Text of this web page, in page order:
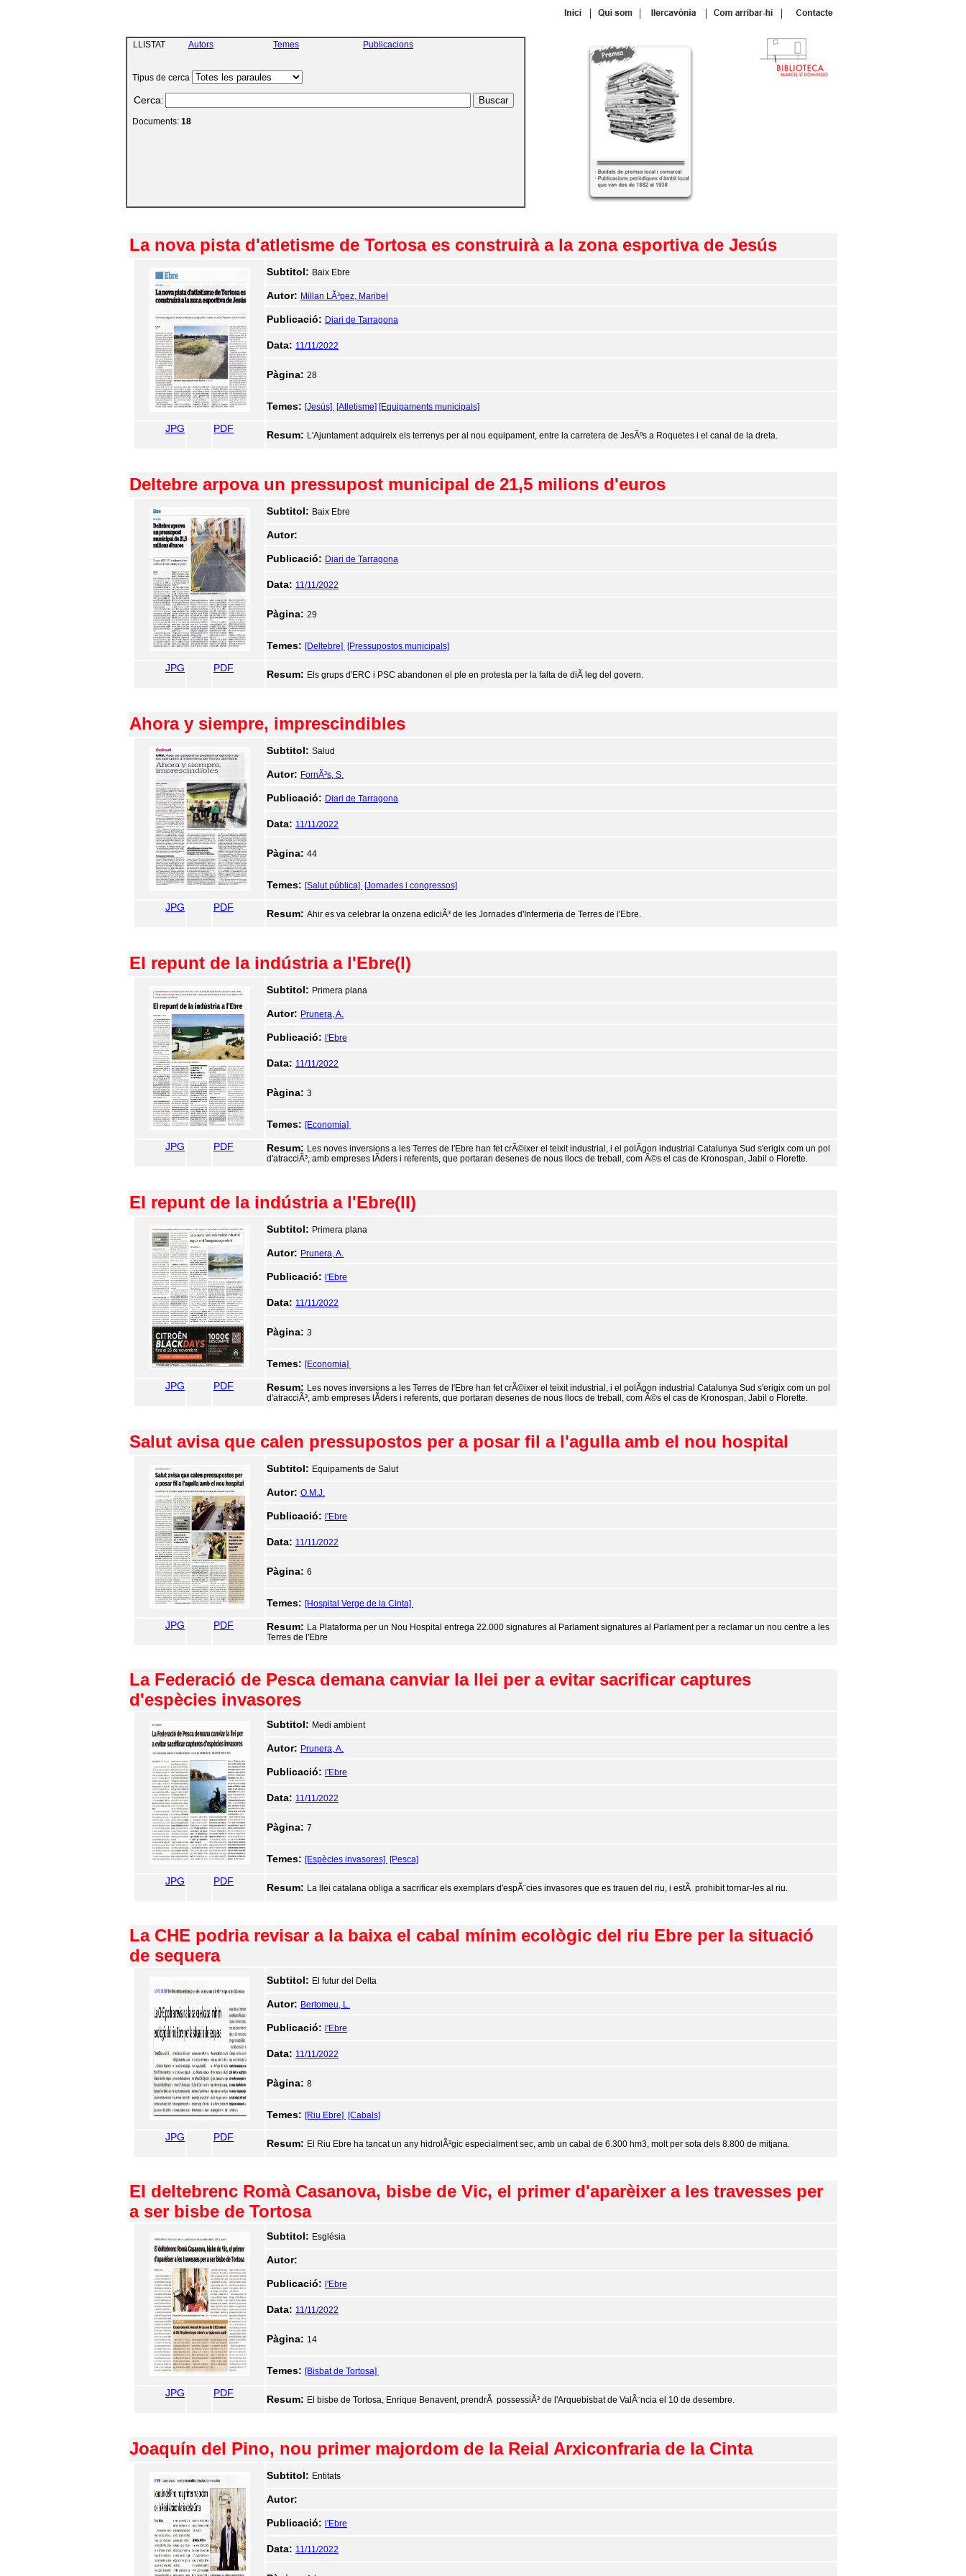
| | | |
LLISTAT Autors Temes Publicacions
Tipus de cerca
Cerca:
Documents: 18
La nova pista d'atletisme de Tortosa es construirà a la zona esportiva de Jesús
Subtitol: Baix Ebre
Autor: Millan LÃ³pez, Maribel
Publicació: Diari de Tarragona
Data: 11/11/2022
Pàgina: 28
Temes: [Jesús] [Atletisme] [Equipaments municipals]
JPG PDF
Resum: L'Ajuntament adquireix els terrenys per al nou equipament, entre la carretera de JesÃºs a Roquetes i el canal de la dreta.
Deltebre arpova un pressupost municipal de 21,5 milions d'euros
Subtitol: Baix Ebre
Autor:
Publicació: Diari de Tarragona
Data: 11/11/2022
Pàgina: 29
Temes: [Deltebre] [Pressupostos municipals]
JPG PDF
Resum: Els grups d'ERC i PSC abandonen el ple en protesta per la falta de diÃ leg del govern.
Ahora y siempre, imprescindibles
Subtitol: Salud
Autor: FornÃ³s, S.
Publicació: Diari de Tarragona
Data: 11/11/2022
Pàgina: 44
Temes: [Salut pública] [Jornades i congressos]
JPG PDF
Resum: Ahir es va celebrar la onzena ediciÃ³ de les Jornades d'Infermeria de Terres de l'Ebre.
El repunt de la indústria a l'Ebre(I)
Subtitol: Primera plana
Autor: Prunera, A.
Publicació: l'Ebre
Data: 11/11/2022
Pàgina: 3
Temes: [Economia]
JPG PDF Resum: Les noves inversions a les Terres de l'Ebre han fet crÃ©ixer el teixit industrial, i el polÃ­gon industrial Catalunya Sud s'erigix com un pol
d'atracciÃ³, amb empreses lÃ­ders i referents, que portaran desenes de nous llocs de treball, com Ã©s el cas de Kronospan, Jabil o Florette.
El repunt de la indústria a l'Ebre(II)
Subtitol: Primera plana
Autor: Prunera, A.
Publicació: l'Ebre
Data: 11/11/2022
Pàgina: 3
Temes: [Economia]
JPG PDF Resum: Les noves inversions a les Terres de l'Ebre han fet crÃ©ixer el teixit industrial, i el polÃ­gon industrial Catalunya Sud s'erigix com un pol
d'atracciÃ³, amb empreses lÃ­ders i referents, que portaran desenes de nous llocs de treball, com Ã©s el cas de Kronospan, Jabil o Florette.
Salut avisa que calen pressupostos per a posar fil a l'agulla amb el nou hospital
Subtitol: Equipaments de Salut
Autor: O.M.J.
Publicació: l'Ebre
Data: 11/11/2022
Pàgina: 6
Temes: [Hospital Verge de la Cinta]
JPG PDF Resum: La Plataforma per un Nou Hospital entrega 22.000 signatures al Parlament signatures al Parlament per a reclamar un nou centre a les
Terres de l'Ebre
La Federació de Pesca demana canviar la llei per a evitar sacrificar captures
d'espècies invasores
Subtitol: Medi ambient
Autor: Prunera, A.
Publicació: l'Ebre
Data: 11/11/2022
Pàgina: 7
Temes: [Espècies invasores] [Pesca]
JPG PDF
Resum: La llei catalana obliga a sacrificar els exemplars d'espÃ¨cies invasores que es trauen del riu, i estÃ prohibit tornar-les al riu.
La CHE podria revisar a la baixa el cabal mínim ecològic del riu Ebre per la situació
de sequera
Subtitol: El futur del Delta
Autor: Bertomeu, L.
Publicació: l'Ebre
Data: 11/11/2022
Pàgina: 8
Temes: [Riu Ebre] [Cabals]
JPG PDF
Resum: El Riu Ebre ha tancat un any hidrolÃ²gic especialment sec, amb un cabal de 6.300 hm3, molt per sota dels 8.800 de mitjana.
El deltebrenc Romà Casanova, bisbe de Vic, el primer d'aparèixer a les travesses per
a ser bisbe de Tortosa
Subtitol: Església
Autor:
Publicació: l'Ebre
Data: 11/11/2022
Pàgina: 14
Temes: [Bisbat de Tortosa]
JPG PDF
Resum: El bisbe de Tortosa, Enrique Benavent, prendrÃ possessiÃ³ de l'Arquebisbat de ValÃ¨ncia el 10 de desembre.
Joaquín del Pino, nou primer majordom de la Reial Arxiconfraria de la Cinta
Subtitol: Entitats
Autor:
Publicació: l'Ebre
Data: 11/11/2022